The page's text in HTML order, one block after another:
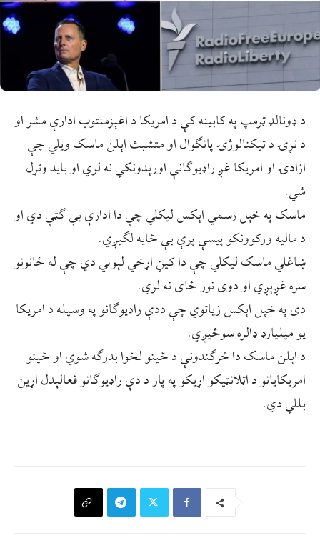
د ډونالډ ټرمپ په کابینه کې د امریکا د اغېزمنتوب ادارې مشر او
د نړۍ د ټیکنالوژۍ پانګوال او متشبث اېلن ماسک ویلي چې
ازادۍ او امریکا غږ راډیوګانې اورېدونکي نه لري او باید وتړل
شي.
ماسک په خپل رسمي اېکس لیکلي چې دا ادارې بې ګټې دي او
د مالیه ورکوونکو پیسې پرې بې ځایه لګیږي.
ښاغلي ماسک لیکلي چې دا کیڼ اړخي لېوني دي چې له ځانونو
سره غږېږي او دوی نور ځای نه لري.
دی په خپل اېکس زیاتوي چې ددې راډیوګانو په وسیله د امریکا
یو میلیارډ ډالره سوځیږي.
د اېلن ماسک دا څرګندونې د ځینو لخوا بدرګه شوي او ځینو
امریکایانو د اټلانټيکو اړیکو په پار د دې راډیوګانو فعالېدل اړین
بللي دي.